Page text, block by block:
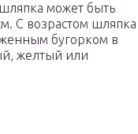
может быть
С возрастом шляпка
бугорком в
желтый или